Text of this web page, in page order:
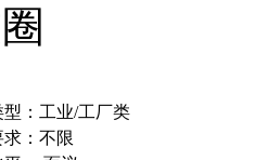
型：工业/工厂类
：不限